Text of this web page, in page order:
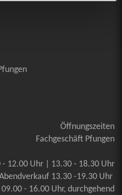
Öffnungszeiten
Fachgeschäft Pfungen
- 12.00 Uhr | 13.30 - 18.30 Uhr
13.30 -19.30 Uhr
09.00 - 16.00 Uhr, durchgehend